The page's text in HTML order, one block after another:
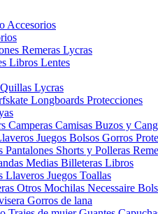
Accesorios
Remeras Lycras
Libros Lentes
Quillas Lycras
Longboards Protecciones
Camperas Camisas Buzos y
Juegos Bolsos Gorros
Pantalones Shorts y Polleras
Medias Billeteras Libros
Llaveros Juegos Toallas
Otros Mochilas Necessaire
Gorros de lana